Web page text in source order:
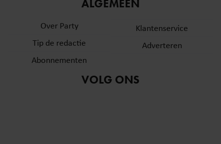
partners kunnen deze gegevens combineren met andere
verzameld op basis van uw gebruik van hun services. U
gaat akkoord met onze cookies als u onze website blijft
ALGEMEEN
Over Party
Tip de redactie
Abonnementen
Klantenservice
Adverteren
VOLG ONS